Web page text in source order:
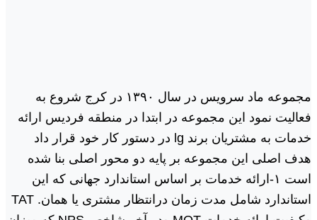
مجموعه ماد سرویس در سال ١٣٩٠ در کرج شروع به
فعالیت نمود این مجموعه در ابتدا در منطقه فردیس ارائه
خدمات به مشتریان برند lg در دستور کار خود قرار داد
هدف اصلی این مجموعه بر پایه دو محور اصلی بنا شده
است ١-ارائه خدمات بر اساس استاندارد جهانی که این
استاندارد شامل مدت زمان درانتظار مشتری یا همان. TAT